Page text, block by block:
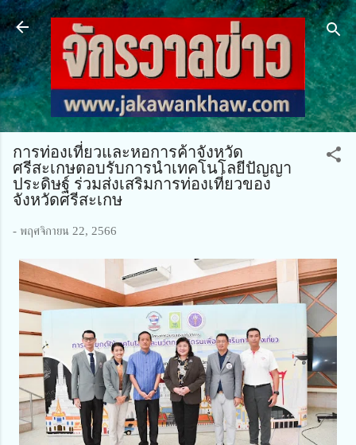
ข้ามไปที่เนื้อหาหลัก
การท่องเที่ยวและหอการค้าจังหวัด
ศรีสะเกษตอบรับการนำเทคโนโลยีปัญญา
ประดิษฐ์ ร่วมส่งเสริมการท่องเที่ยวของ
จังหวัดศรีสะเกษ
- พฤศจิกายน 22, 2566